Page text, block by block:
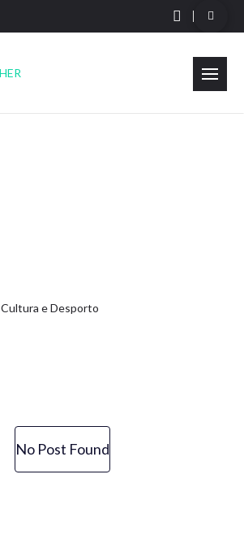
Cultura e Desporto
No Post Found